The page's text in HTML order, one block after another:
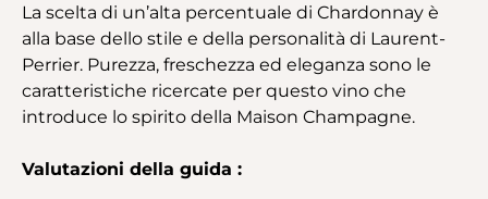
La scelta di un’alta percentuale di Chardonnay è
alla base dello stile e della personalità di Laurent-
Perrier. Purezza, freschezza ed eleganza sono le
caratteristiche ricercate per questo vino che
introduce lo spirito della Maison Champagne.
Valutazioni della guida :